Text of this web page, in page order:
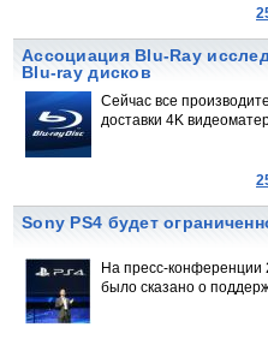
Ассоциация Blu-Ray
Blu-ray дисков
Сейчас все
доставки 4K
Sony PS4 будет
На пресс-конференции
было сказано о